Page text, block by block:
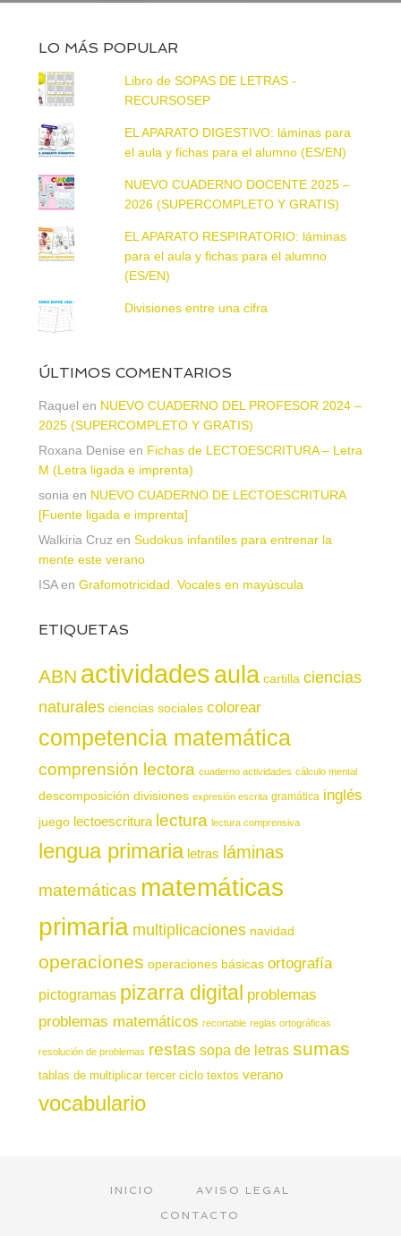
LO MÁS POPULAR
Libro de SOPAS DE LETRAS -
RECURSOSEP
EL APARATO DIGESTIVO: láminas para
el aula y fichas para el alumno (ES/EN)
NUEVO CUADERNO DOCENTE 2025 –
2026 (SUPERCOMPLETO Y GRATIS)
EL APARATO RESPIRATORIO: láminas
para el aula y fichas para el alumno
(ES/EN)
Divisiones entre una cifra
ÚLTIMOS COMENTARIOS
Raquel en NUEVO CUADERNO DEL PROFESOR 2024 –
2025 (SUPERCOMPLETO Y GRATIS)
Roxana Denise en Fichas de LECTOESCRITURA – Letra
M (Letra ligada e imprenta)
sonia en NUEVO CUADERNO DE LECTOESCRITURA
[Fuente ligada e imprenta]
Walkiria Cruz en Sudokus infantiles para entrenar la
mente este verano
ISAen Grafomotricidad. Vocales en mayúscula
ETIQUETAS
ABN actividadesaula cartilla ciencias
naturales ciencias sociales colorear
competencia matemática
comprensión lectora cuaderno actividades cálculo mental
descomposición divisiones expresión escrita gramática inglés
juego lectoescritura lectura lectura comprensiva
lengua primaria letras láminas
matemáticas matemáticas
primaria multiplicaciones navidad
operaciones operaciones básicas ortografía
pictogramas pizarra digital problemas
problemas matemáticos recortable reglas ortográficas
resolución de problemas restas sopa de letras sumas
tablas de multiplicar tercer ciclo textos verano
vocabulario
INICIO
AVISO LEGAL
CONTACTO